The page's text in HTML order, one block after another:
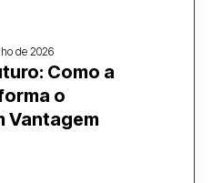
de 2026
Como a
o
Vantagem